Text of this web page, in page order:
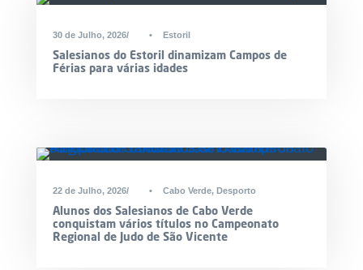
30 de Julho, 2026 • Estoril
Salesianos do Estoril dinamizam Campos de
Férias para várias idades
22 de Julho, 2026 • Cabo Verde, Desporto
Alunos dos Salesianos de Cabo Verde
conquistam vários títulos no Campeonato
Regional de Judo de São Vicente